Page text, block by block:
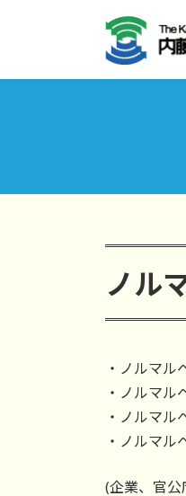
ン
ー
ノル
・ノルマル
・ノルマル
・ノルマル
・ノルマル
(企業、官公